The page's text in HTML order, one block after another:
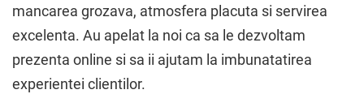
mancarea grozava, atmosfera placuta si servirea
excelenta. Au apelat la noi ca sa le dezvoltam
prezenta online si sa ii ajutam la imbunatatirea
experientei clientilor.